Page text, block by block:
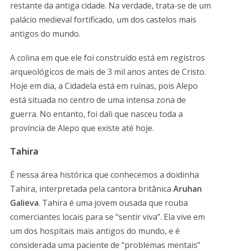
restante da antiga cidade. Na verdade, trata-se de um
palácio medieval fortificado, um dos castelos mais
antigos do mundo.
A colina em que ele foi construído está em registros
arqueológicos de mais de 3 mil anos antes de Cristo.
Hoje em dia, a Cidadela está em ruínas, pois Alepo
está situada no centro de uma intensa zona de
guerra. No entanto, foi dali que nasceu toda a
província de Alepo que existe até hoje.
Tahira
É nessa área histórica que conhecemos a doidinha
Tahira, interpretada pela cantora britânica Aruhan
Galieva. Tahira é uma jovem ousada que rouba
comerciantes locais para se “sentir viva”. Ela vive em
um dos hospitais mais antigos do mundo, e é
considerada uma paciente de “problemas mentais”